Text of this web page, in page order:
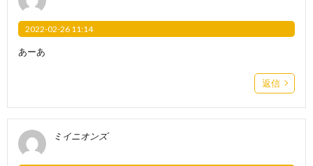
2022-02-26 11:14
あーあ
返信
ミイニオンズ